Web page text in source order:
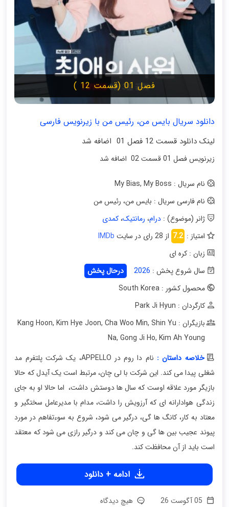
فصل 01 (قسمت 12 )
دانلود سریال بایس من، رئیس من با زیرنویس فارسی
لینک دانلود قسمت 12 فصل 01 اضافه شد
زیرنویس فصل 01 قسمت 02 اضافه شد
نام سریال : My Bias, My Boss
نام فارسی سریال : بایس من، رئیس من
ژانر (موضوع) :درام، رمانتیک،کمدی
امتیاز : 7.2 از 28 رای در سایت
IMDb
زبان : کره ای
سال شروع پخش : 2026
درحال پخش
محصول کشور : South Korea
کارگردان : Park Ji Hyun
بازیگران : Kang Hoon
, Kim Hye Joon, Cha Woo Min, Shin Yu
Na, Gong Ji Ho, Kim Ah Young
خلاصه داستان :
نام دا روم در APPELLO، یک شرکت پلتفرم مد
شغلی پیدا می کند. این شرکت با لی چان، مرتبط است یک آیدل که حالا
بازیگر مورد علاقه اوست که سال ها دوستش داشت، اما حالا او به جای
زندگی هوادارانه ای که آرزویش را داشت، مدام با مدیرعامل سختگیر و
معتاد به کار، کانگ ها گی، درگیر می شود، شروع به سوءتفاهم در مورد
پیوند عجیب بین ها گی و چان می کند و درگیر رازی می شود که معتقد
است باید از آن محافظت کند.
ادامه + دانلود
هیچ دیدگاه